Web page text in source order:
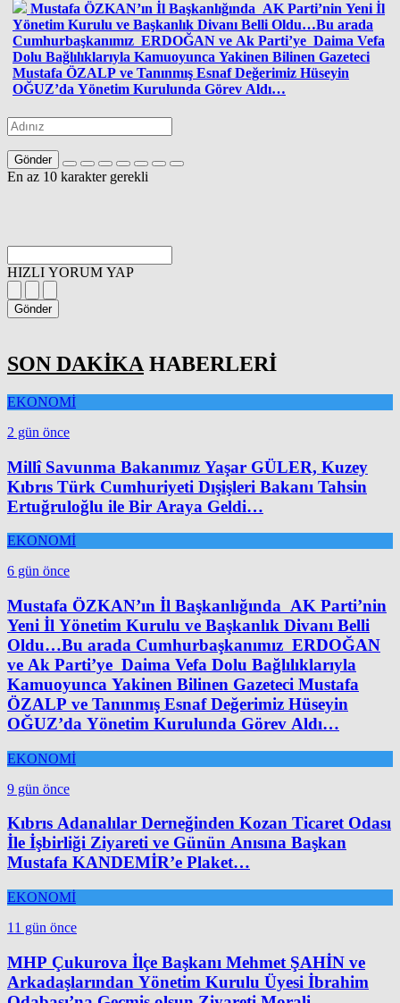
Mustafa ÖZKAN’ın İl Başkanlığında AK Parti’nin Yeni İl
Yönetim Kurulu ve Başkanlık Divanı Belli Oldu…Bu arada
Cumhurbaşkanımız ERDOĞAN ve Ak Parti’ye Daima Vefa
Dolu Bağlılıklarıyla Kamuoyunca Yakinen Bilinen Gazeteci
Mustafa ÖZALP ve Tanınmış Esnaf Değerimiz Hüseyin
OĞUZ’da Yönetim Kurulunda Görev Aldı…
Gönder
En az 10 karakter gerekli
HIZLI YORUM YAP
Gönder
SON DAKİKA HABERLERİ
EKONOMİ
2 gün önce
Millî Savunma Bakanımız Yaşar GÜLER, Kuzey
Kıbrıs Türk Cumhuriyeti Dışişleri Bakanı Tahsin
Ertuğruloğlu ile Bir Araya Geldi…
EKONOMİ
6 gün önce
Mustafa ÖZKAN’ın İl Başkanlığında AK Parti’nin
Yeni İl Yönetim Kurulu ve Başkanlık Divanı Belli
Oldu…Bu arada Cumhurbaşkanımız ERDOĞAN
ve Ak Parti’ye Daima Vefa Dolu Bağlılıklarıyla
Kamuoyunca Yakinen Bilinen Gazeteci Mustafa
ÖZALP ve Tanınmış Esnaf Değerimiz Hüseyin
OĞUZ’da Yönetim Kurulunda Görev Aldı…
EKONOMİ
9 gün önce
Kıbrıs Adanalılar Derneğinden Kozan Ticaret Odası
İle İşbirliği Ziyareti ve Günün Anısına Başkan
Mustafa KANDEMİR’e Plaket…
EKONOMİ
11 gün önce
MHP Çukurova İlçe Başkanı Mehmet ŞAHİN ve
Arkadaşlarından Yönetim Kurulu Üyesi İbrahim